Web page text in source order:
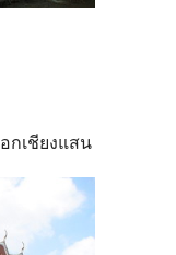
กเชียงแสน